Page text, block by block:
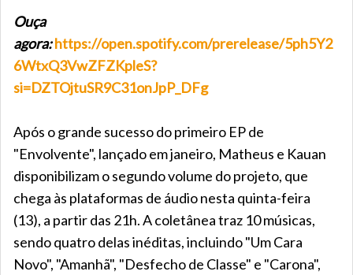
Ouça
agora:https://open.spotify.com/prerelease/5ph5Y2
6WtxQ3VwZFZKpleS?
si=DZTOjtuSR9C31onJpP_DFg
Após o grande sucesso do primeiro EP de
"Envolvente", lançado em janeiro, Matheus e Kauan
disponibilizam o segundo volume do projeto, que
chega às plataformas de áudio nesta quinta-feira
(13), a partir das 21h. A coletânea traz 10 músicas,
sendo quatro delas inéditas, incluindo "Um Cara
Novo", "Amanhã", "Desfecho de Classe" e "Carona",